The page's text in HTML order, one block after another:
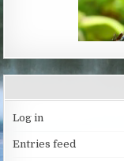
Log in
Entries feed